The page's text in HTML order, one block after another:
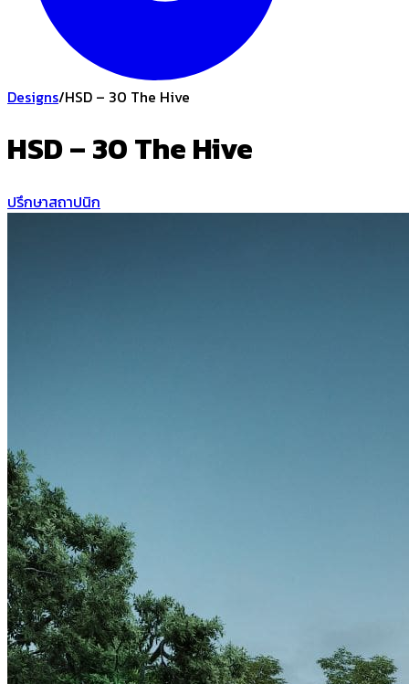
Designs/HSD – 30 The Hive
HSD – 30 The Hive
ปรึกษาสถาปนิก